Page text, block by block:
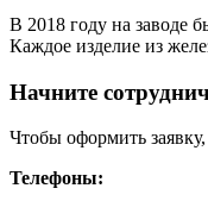
В 2018 году на заводе
Каждое изделие из
Начните
Чтобы оформить
Телефоны: